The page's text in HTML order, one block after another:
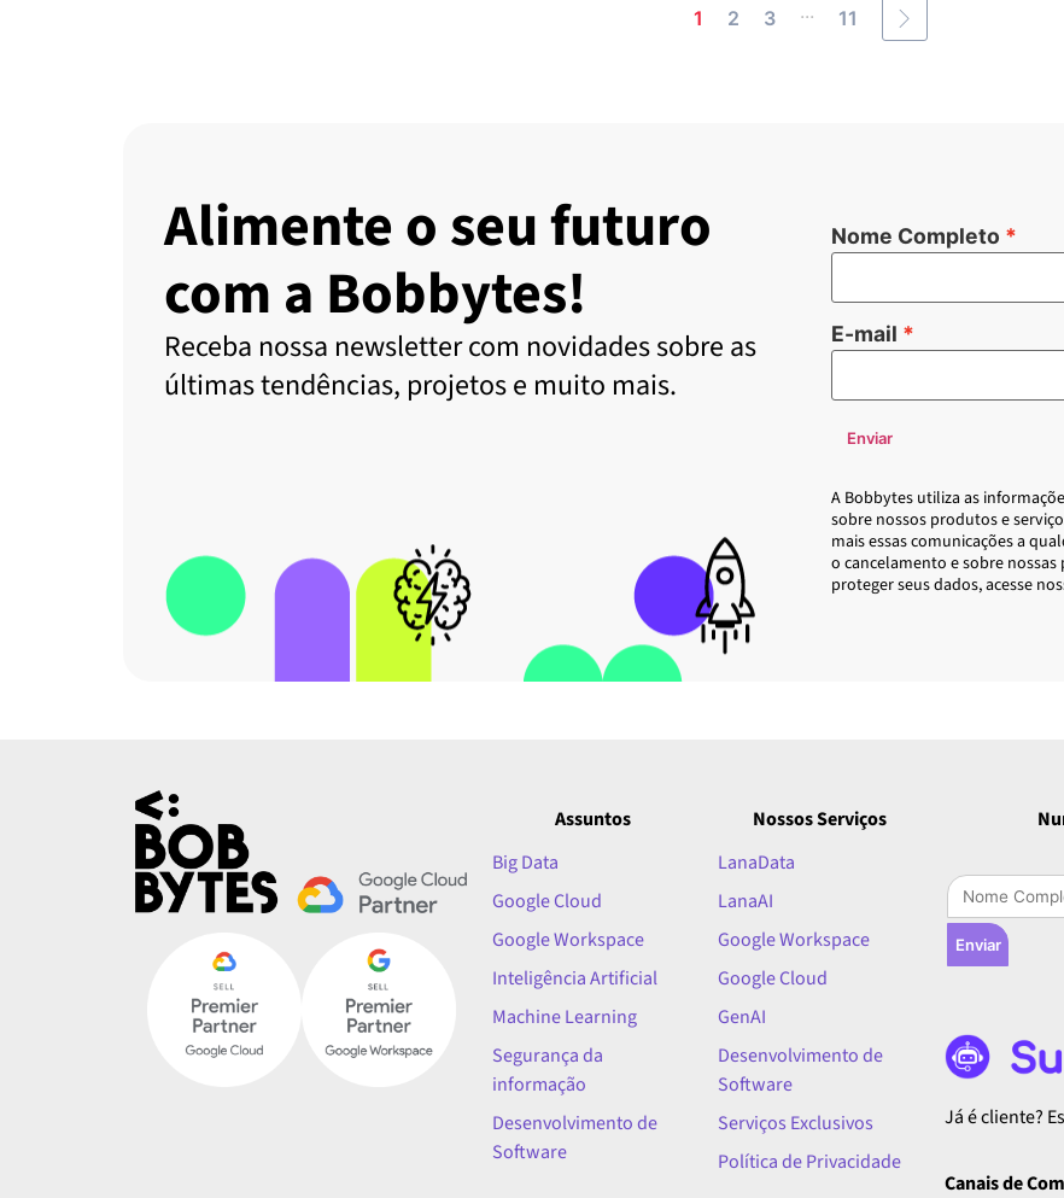
1 2 3 ... 11
Alimente o seu futuro
com a Bobbytes!
Receba nossa newsletter com novidades sobre as
últimas tendências, projetos e muito mais.
Nome Completo
E-mail
Enviar
A Bobbytes utiliza as
sobre nossos produtos e
mais essas comunicações a
o cancelamento e sobre
proteger seus dados, acesse
Assuntos
Big Data
Google Cloud
Google Workspace
Inteligência Artificial
Machine Learning
Segurança da
informação
Desenvolvimento de
Software
Nossos Serviços
LanaData
LanaAI
Google Workspace
Google Cloud
GenAI
Desenvolvimento de
Software
Serviços Exclusivos
Política de Privacidade
Enviar
Já é cliente?
Canais de